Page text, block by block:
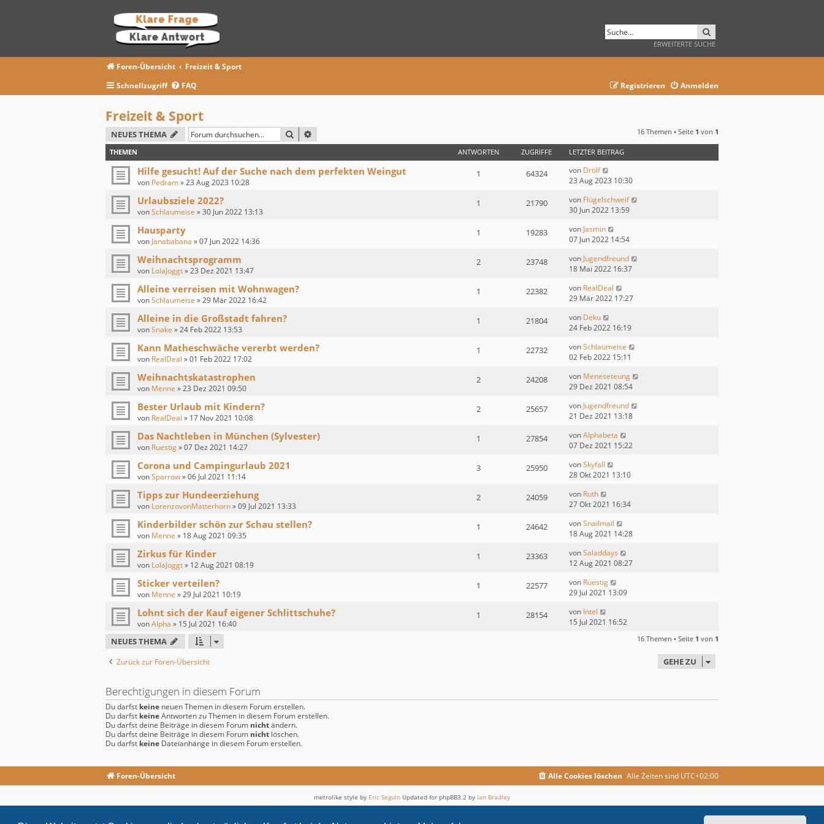
ERWEITERTE SUCHE
Foren-Übersicht
Freizeit & Sport
Schnellzugriff
FAQ Anmelden
Registrieren
Freizeit & Sport
NEUES THEMA SUCHE 16 Themen • Seite 1 von 1
THEMEN ANTWORTEN ZUGRIFFE LETZTER BEITRAG
Hilfe gesucht! Auf der Suche nach dem perfekten Weingut
von Pedram»23 Aug 2023 10:28
1 64324 von Drölf
23 Aug 2023 10:30
Urlaubsziele 2022?
vonSchlaumeise »30 Jun 2022 13:13
1 21790 von Flügelschweif
30 Jun 2022 13:59
Hausparty
von Janababana »07 Jun 2022 14:36
1 19283 von Jasmin
07 Jun 2022 14:54
Weihnachtsprogramm
von LolaJoggt»23 Dez 2021 13:47
2 23748 von Jugendfreund
18 Mai 2022 16:37
Alleine verreisen mit Wohnwagen?
vonSchlaumeise »29 Mär 2022 16:42
1 22382 von RealDeal
29 Mär 2022 17:27
Alleine in die Großstadt fahren?
vonSnake »24 Feb 2022 13:53
1 21804 von Deku
24 Feb 2022 16:19
Kann Matheschwäche vererbt werden?
von RealDeal »01 Feb 2022 17:02
1 22732 vonSchlaumeise
02 Feb 2022 15:11
Weihnachtskatastrophen
von Menne »23 Dez 2021 09:50
2 24208 von Meneseteung
29 Dez 2021 08:54
Bester Urlaub mit Kindern?
von RealDeal » 17 Nov 2021 10:08
2 25657 von Jugendfreund
21 Dez 2021 13:18
Das Nachtleben in München (Sylvester)
von Ruestig»07 Dez 2021 14:27
1 27854 vonAlphabeta
07 Dez 2021 15:22
Corona und Campingurlaub 2021
vonSparrow»06 Jul 2021 11:14
3 25950 vonSkyfall
28 Okt 2021 13:10
Tipps zur Hundeerziehung
von LorenzovonMatterhorn»09 Jul 2021 13:33
2 24059 von Ruth
27 Okt 2021 16:34
Kinderbilder schön zur Schau stellen?
von Menne » 18 Aug 2021 09:35
1 24642 vonSnailmail
18 Aug 2021 14:28
Zirkus für Kinder
von LolaJoggt» 12 Aug 2021 08:19
1 23363 vonSaladdays
12 Aug 2021 08:27
Sticker verteilen?
von Menne »29 Jul 2021 10:19
1 22577 von Ruestig
29 Jul 2021 13:09
Lohnt sich der Kauf eigener Schlittschuhe?
vonAlpha » 15 Jul 2021 16:40
1 28154 von Intel
15 Jul 2021 16:52
NEUES THEMA 16 Themen • Seite 1 von 1
Zurück zur Foren-Übersicht GEHE ZU
Berechtigungen in diesem Forum
Du darfst keine neuen Themen in diesem Forum erstellen.
Du darfst keineAntworten zu Themen in diesem Forum erstellen.
Du darfst deine Beiträge in diesem Forum nichtändern.
Du darfst deine Beiträge in diesem Forum nicht löschen.
Du darfst keine Dateianhänge in diesem Forum erstellen.
Foren-Übersicht Alle Zeiten sind UTC+02:00
Alle Cookies löschen
metrolike style by Eric Seguin Updated for phpBB3.2 by Ian Bradley
Powered byphpBB® Forum Software © phpBB Limited